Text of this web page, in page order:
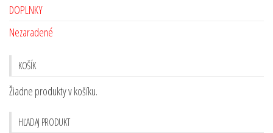
DOPLNKY
Nezaradené
KOŠÍK
Žiadne produkty v košíku.
HĽADAJ PRODUKT